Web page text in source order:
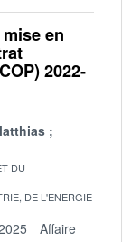
en
2022-
DU
DE L'ENERGIE
Affaire